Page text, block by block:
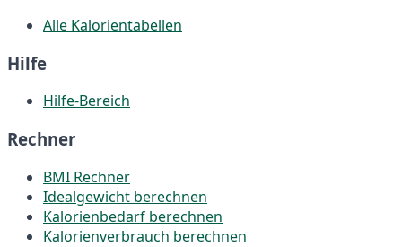
Alle Kalorientabellen
Hilfe
Hilfe-Bereich
Rechner
BMI Rechner
Idealgewicht berechnen
Kalorienbedarf berechnen
Kalorienverbrauch berechnen